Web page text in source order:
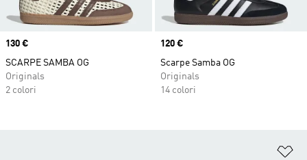
Price
130 €
SCARPE SAMBA OG
Originals
2 colori
Price
120 €
Scarpe Samba OG
Originals
14 colori